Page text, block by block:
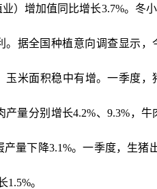
）增加值同比增长3.7%。冬
。据全国种植意向调查显示
玉米面积稳中有增。一季度，
产量分别增长4.2%、9.3%，牛
产量下降3.1%。一季度，生猪
1.5%。